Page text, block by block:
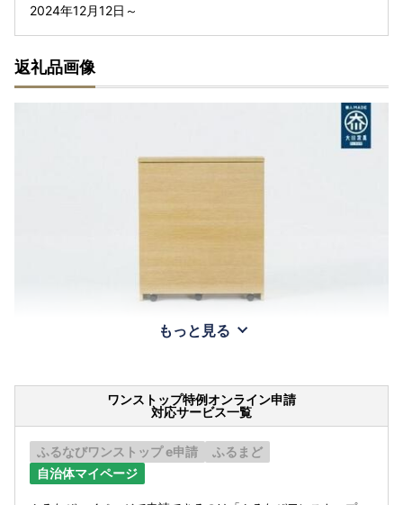
2024年12月12日～
返礼品画像
もっと見る
ワンストップ特例オンライン申請
対応サービス一覧
ふるなびワンストップ e申請
ふるまど
自治体マイページ